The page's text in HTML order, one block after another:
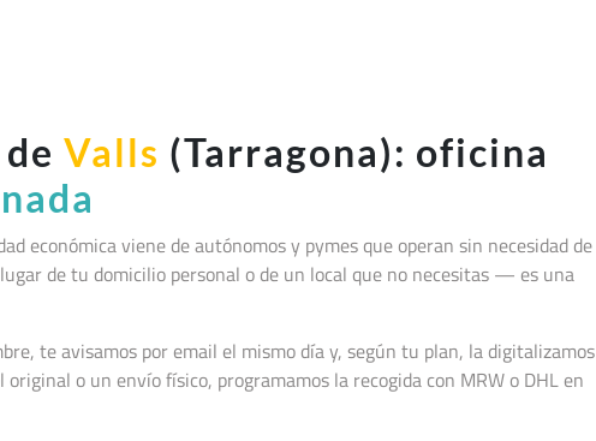
Valls (Tarragona): oficina
económica viene de autónomos y pymes que operan sin necesidad de
de tu domicilio personal o de un local que no necesitas — es una
te avisamos por email el mismo día y, según tu plan, la digitalizamos
o un envío físico, programamos la recogida con MRW o DHL en